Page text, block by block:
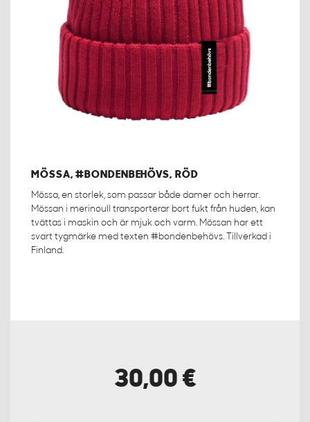
MÖSSA, #BONDENBEHÖVS, RÖD
Mössa, en storlek, som passar både damer och herrar.
Mössan i merinoull transporterar bort fukt från huden, kan
tvättas i maskin och är mjuk och varm. Mössan har ett
svart tygmärke med texten #bondenbehövs. Tillverkad i
Finland.
30,00 €